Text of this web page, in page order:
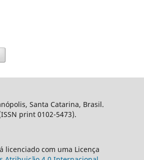
Santa Catarina, Brasil.
print 0102-5473).
licenciado com uma Licença